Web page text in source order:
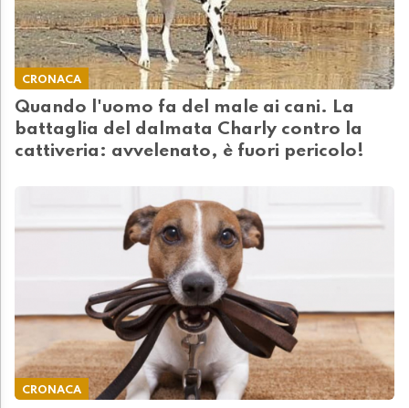
CRONACA
Quando l'uomo fa del male ai cani. La
battaglia del dalmata Charly contro la
cattiveria: avvelenato, è fuori pericolo!
CRONACA